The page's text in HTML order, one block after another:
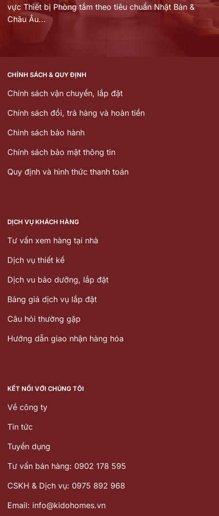
vực Thiết bị Phòng tắm theo tiêu chuẩn Nhật Bản &
Châu Âu...
CHÍNH SÁCH & QUY ĐỊNH
Chính sách vận chuyển, lắp đặt
Chính sách đổi, trả hàng và hoàn tiền
Chinh sách bảo hành
Chính sách bảo mật thông tin
Quy định và hình thức thanh toán
DỊCH VỤ KHÁCH HÀNG
Tư vấn xem hàng tại nhà
Dịch vụ thiết kế
Dịch vu bảo dưỡng, lắp đặt
Bảng giá dịch vụ lắp đặt
Câu hỏi thường gặp
Hướng dẫn giao nhận hàng hóa
KẾT NỐI VỚI CHÚNG TÔI
Về công ty
Tin tức
Tuyển dụng
Tư vấn bán hàng: 0902 178 595
CSKH & Dịch vụ: 0975 892 968
Email: info@kidohomes.vn